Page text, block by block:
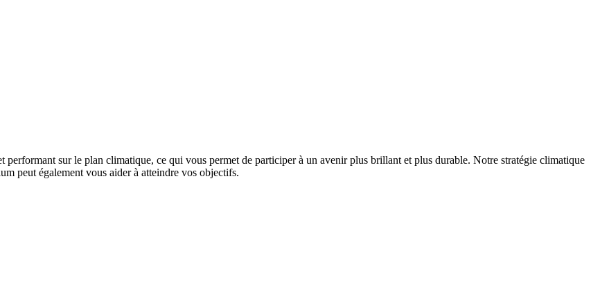
sur le plan climatique, ce qui vous permet de participer à un avenir plus brillant et plus durable. Notre stratégie climatique
peut également vous aider à atteindre vos objectifs.